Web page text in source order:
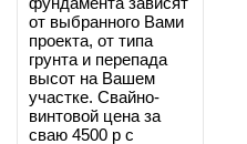
от выбранного Вами
проекта, от типа
грунта и перепада
высот на Вашем
участке. Свайно-
винтовой цена за
сваю 4500 р с